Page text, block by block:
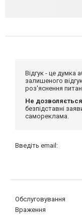
Відгук - це думка
залишеного
роз'яснення
Не
безпідставні
самореклама.
Введіть email:
Обслуговування
Враження